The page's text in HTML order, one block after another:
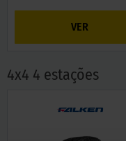
VER
4x4 4 estações